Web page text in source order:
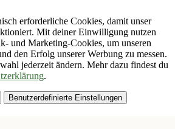
erforderliche Cookies, damit unser
Mit deiner Einwilligung nutzen
und Marketing-Cookies, um unseren
den Erfolg unserer Werbung zu messen.
jederzeit ändern. Mehr dazu findest du
.
Benutzerdefinierte Einstellungen